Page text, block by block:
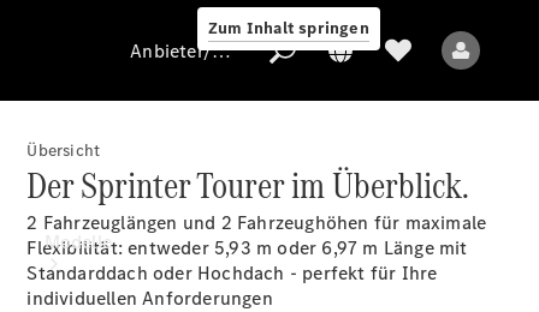
Zum Inhalt springen
Anbieter/Datenschutz
Modelle
Anbieter/Datenschutz
Übersicht
Der Sprinter Tourer im Überblick.
2 Fahrzeuglängen und 2 Fahrzeughöhen für maximale
Flexibilität: entweder 5,93 m oder 6,97 m Länge mit
Standarddach oder Hochdach - perfekt für Ihre
individuellen Anforderungen